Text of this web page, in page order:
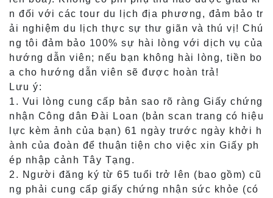
n đối với các tour du lịch địa phương, đảm bảo tr
ải nghiệm du lịch thực sự thư giãn và thú vị! Chú
ng tôi đảm bảo 100% sự hài lòng với dịch vụ của
hướng dẫn viên; nếu bạn không hài lòng, tiền bo
a cho hướng dẫn viên sẽ được hoàn trả!
Lưu ý:
1. Vui lòng cung cấp bản sao rõ ràng Giấy chứng
nhận Công dân Đài Loan (bản scan trang có hiệu
lực kèm ảnh của bạn) 61 ngày trước ngày khởi h
ành của đoàn để thuận tiện cho việc xin Giấy ph
ép nhập cảnh Tây Tạng.
2. Người đăng ký từ 65 tuổi trở lên (bao gồm) cũ
ng phải cung cấp giấy chứng nhận sức khỏe (có